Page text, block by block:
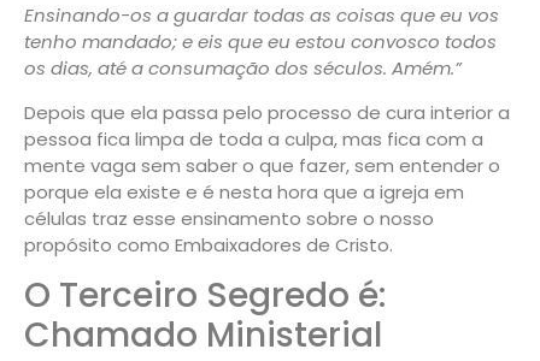
Ensinando-os a guardar todas as coisas que eu vos
tenho mandado; e eis que eu estou convosco todos
os dias, até a consumação dos séculos. Amém.”
Depois que ela passa pelo processo de cura interior a
pessoa fica limpa de toda a culpa, mas fica com a
mente vaga sem saber o que fazer, sem entender o
porque ela existe e é nesta hora que a igreja em
células traz esse ensinamento sobre o nosso
propósito como Embaixadores de Cristo.
O Terceiro Segredo é:
Chamado Ministerial